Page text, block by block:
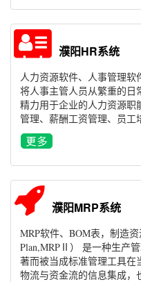
濮阳HR系统
人力资源软件、人事管理
将人事主管人员从繁重的日
精力用于企业的人力资源职
管理、薪酬工资管理、员工
濮阳MRP系统
MRP软件、BOM表，制造资
Plan,MRPⅡ） 是一种生产
著而被当成标准管理工具在
物流与资金流的信息集成，